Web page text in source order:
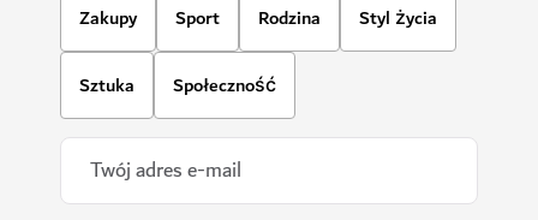
Zakupy Sport Rodzina Styl życia
Sztuka Społeczność